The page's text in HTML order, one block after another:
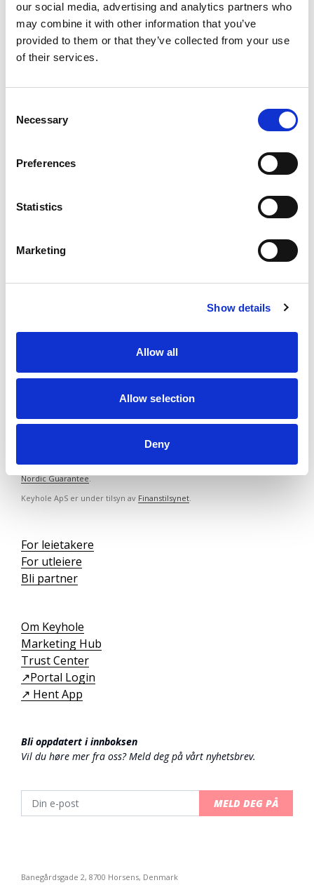
our social media, advertising and analytics partners who
may combine it with other information that you’ve
provided to them or that they’ve collected from your use
of their services.
Selection
Necessary
Preferences
Statistics
Marketing
Show details
Allow all
Allow selection
Deny
Kredittvurdering
HVA ER ET DISPONIBELT BELØP?
VIKTIG?
HVA KAN JEG GJØRE FOR Å FORBEDRE MITT
DISPONIBLE BELØP?
KAN JEG FÅ HJELP TIL Å FORBEDRE MIN
HVA SKJER HVIS JEG IKKE OPPFYLLER KRAVENE
Nordic Guarantee.
Keyhole ApS er under tilsyn av Finanstilsynet.
For leietakere
For utleiere
Bli partner
Om Keyhole
Marketing Hub
Trust Center
↗️Portal Login
↗️ Hent App
Bli oppdatert i innboksen
Vil du høre mer fra oss? Meld deg på vårt nyhetsbrev.
MELD DEG PÅ
Banegårdsgade 2, 8700 Horsens, Denmark